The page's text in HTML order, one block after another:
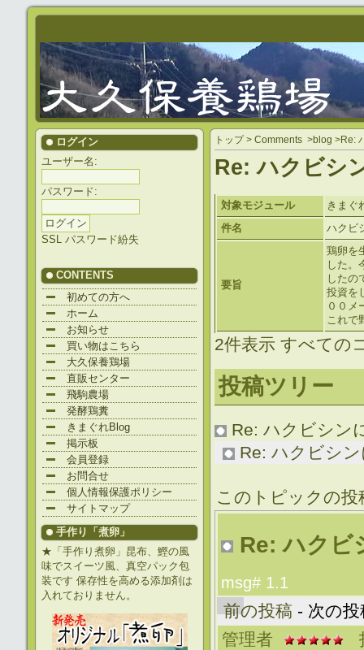
ログイン
ユーザー名:
パスワード:
SSL パスワード紛失
CONTENTS
初めての方へ
ホーム
お知らせ
買い物はこちら
大久保養鶏場
直販センター
飛駒農場
発酵鶏糞
きまぐれBlog
掲示板
会員登録
お問合せ
個人情報保護ポリシー
サイトマップ
手作り「煮卵」
★「手作り煮卵」昆布、鰹の風
味でスイーツ風、真空パック包
装です 保存性を高める添加剤は
入れておりません。
トップ> Comments >blog >Re:
Re: ハクビシ
対象モジュール
きまぐ
件名
ハクビ
要旨
鶏卵を
した。
したの
投資を
００メ
これで
2件表示 すべての
投稿ツリー
Re: ハクビシン
Re: ハクビシ
このトピックの投
Re: ハクビ
msg# 1.1
前の投稿 - 次の
管理者